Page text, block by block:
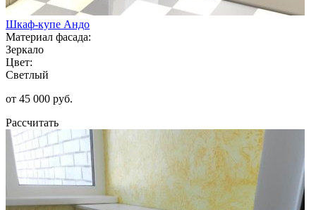
Шкаф-купе Андо
Материал фасада:
Зеркало
Цвет:
Светлый
от 45 000 руб.
Рассчитать